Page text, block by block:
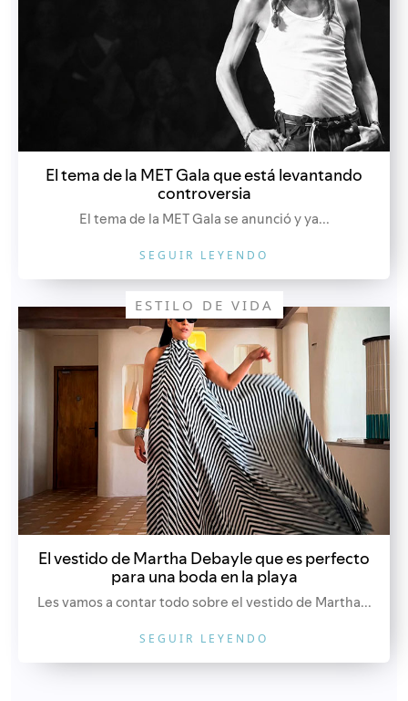
El tema de la MET Gala que está levantando
controversia
El tema de la MET Gala se anunció y ya...
SEGUIR LEYENDO
ESTILO DE VIDA
El vestido de Martha Debayle que es perfecto
para una boda en la playa
Les vamos a contar todo sobre el vestido de Martha...
SEGUIR LEYENDO